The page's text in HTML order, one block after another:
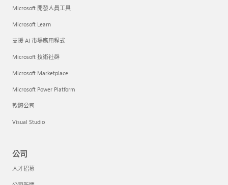
Microsoft 開發人員工具
Microsoft Learn
支援 AI 市場應用程式
Microsoft 技術社群
Microsoft Marketplace
Microsoft Power Platform
軟體公司
Visual Studio
公司
人才招募